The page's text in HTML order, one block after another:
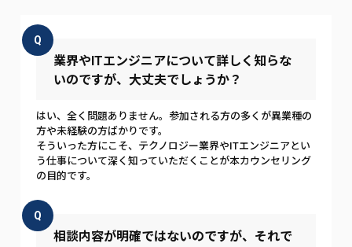
Q
業界やITエンジニアについて詳しく知らな
いのですが、大丈夫でしょうか？
はい、全く問題ありません。参加される方の多くが異業種の
方や未経験の方ばかりです。
そういった方にこそ、テクノロジー業界やITエンジニアとい
う仕事について深く知っていただくことが本カウンセリング
の目的です。
Q
相談内容が明確ではないのですが、それで